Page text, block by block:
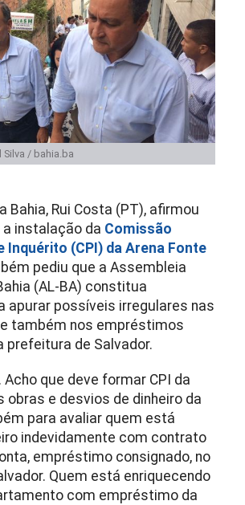
Silva / bahia.ba
Bahia, Rui Costa (PT), afirmou
instalação da Comissão
Inquérito (CPI) da Arena Fonte
pediu que a Assembleia
(AL-BA) constitua
apurar possíveis irregulares nas
também nos empréstimos
prefeitura de Salvador.
Acho que deve formar CPI da
obras e desvios de dinheiro da
para avaliar quem está
indevidamente com contrato
empréstimo consignado, no
Quem está enriquecendo
com empréstimo da